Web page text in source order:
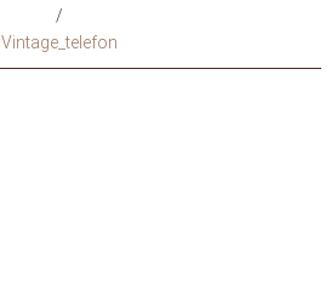
/
Vintage_telefon